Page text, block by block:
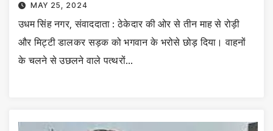
MAY 25, 2024
उधम सिंह नगर, संवाददाता : ठेकेदार की ओर से तीन माह से रोड़ी
और मिट्टी डालकर सड़क को भगवान के भरोसे छोड़ दिया। वाहनों
के चलने से उछलने वाले पत्थरों…